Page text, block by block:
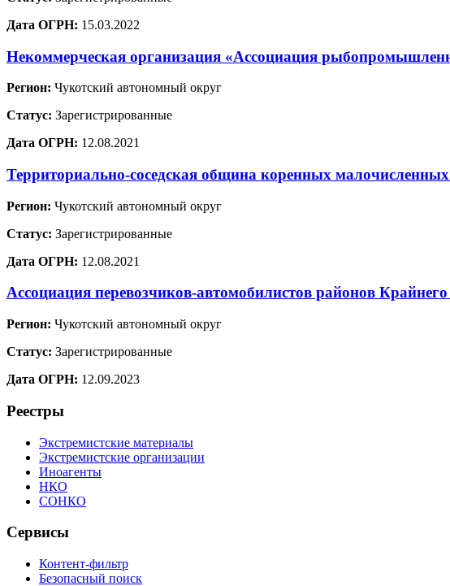
Дата ОГРН: 15.03.2022
Некоммерческая организация «Ассоциация
Регион: Чукотский автономный округ
Статус: Зарегистрированные
Дата ОГРН: 12.08.2021
Территориально-соседская община коренных
Регион: Чукотский автономный округ
Статус: Зарегистрированные
Дата ОГРН: 12.08.2021
Ассоциация перевозчиков-автомобилистов районов
Регион: Чукотский автономный округ
Статус: Зарегистрированные
Дата ОГРН: 12.09.2023
Реестры
Экстремистские материалы
Экстремистские организации
Иноагенты
НКО
СОНКО
Сервисы
Контент-фильтр
Безопасный поиск